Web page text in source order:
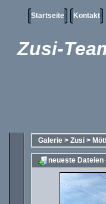
Startseite Kontakt
Zusi-
Galerie > Zusi >
neueste Dateien